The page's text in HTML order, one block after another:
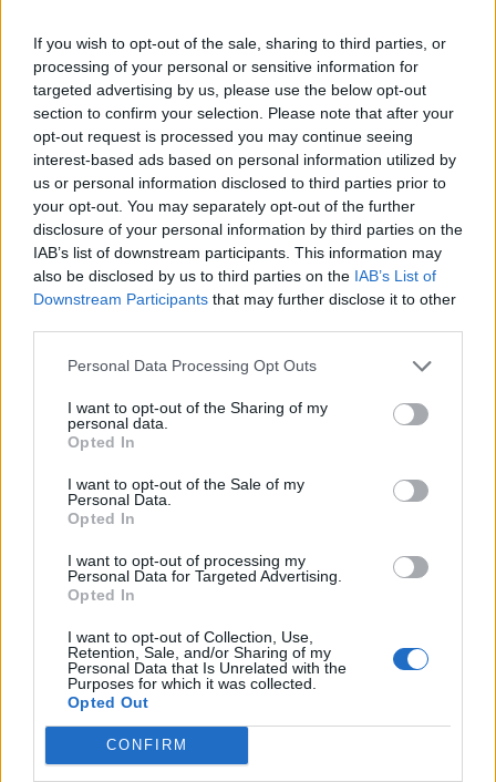
If you wish to opt-out of the sale, sharing to third parties, or
processing of your personal or sensitive information for
targeted advertising by us, please use the below opt-out
section to confirm your selection. Please note that after your
opt-out request is processed you may continue seeing
interest-based ads based on personal information utilized by
us or personal information disclosed to third parties prior to
your opt-out. You may separately opt-out of the further
disclosure of your personal information by third parties on the
IAB’s list of downstream participants. This information may
also be disclosed by us to third parties on the IAB’s List of
Downstream Participants that may further disclose it to other
Personal Data Processing Opt Outs
I want to opt-out of the Sharing of my
personal data.
Opted In
I want to opt-out of the Sale of my
Personal Data.
Opted In
I want to opt-out of processing my
Personal Data for Targeted Advertising.
Opted In
I want to opt-out of Collection, Use,
Retention, Sale, and/or Sharing of my
Personal Data that Is Unrelated with the
Purposes for which it was collected.
Opted Out
CONFIRM